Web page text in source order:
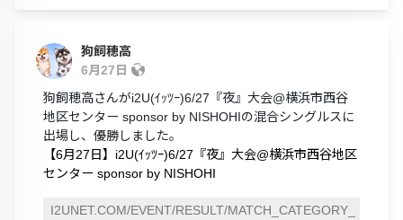
狗飼穂高
6月27日
狗飼穂高さんがi2U(ｲｯﾂｰ)6/27『夜』大会@横浜市西谷
地区センター sponsor by NISHOHIの混合シングルスに
出場し、優勝しました。
【6月27日】i2U(ｲｯﾂｰ)6/27『夜』大会@横浜市西谷地区
センター sponsor by NISHOHI
I2UNET.COM/EVENT/RESULT/MATCH_CATEGORY_